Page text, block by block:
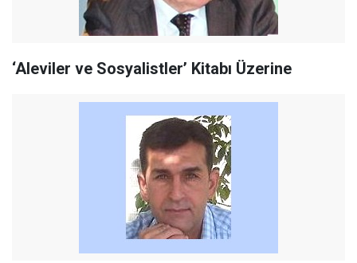
‘Aleviler ve Sosyalistler’ Kitabı Üzerine